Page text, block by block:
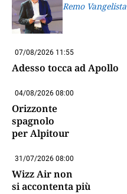
Remo Vangelista
07/08/2026 11:55
Adesso tocca ad Apollo
04/08/2026 08:00
Orizzonte
spagnolo
per Alpitour
31/07/2026 08:00
Wizz Air non
si accontenta più